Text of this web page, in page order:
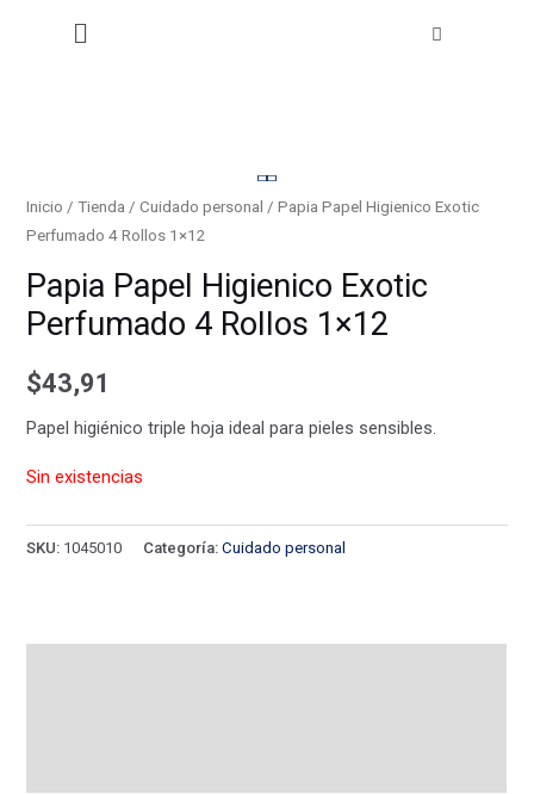
Menú
Inicio /Tienda /Cuidado personal / Papia Papel Higienico Exotic
Perfumado 4 Rollos 1×12
Papia Papel Higienico Exotic
Perfumado 4 Rollos 1×12
$43,91
Papel higiénico triple hoja ideal para pieles sensibles.
Sin existencias
SKU: 1045010 Categoría:Cuidado personal